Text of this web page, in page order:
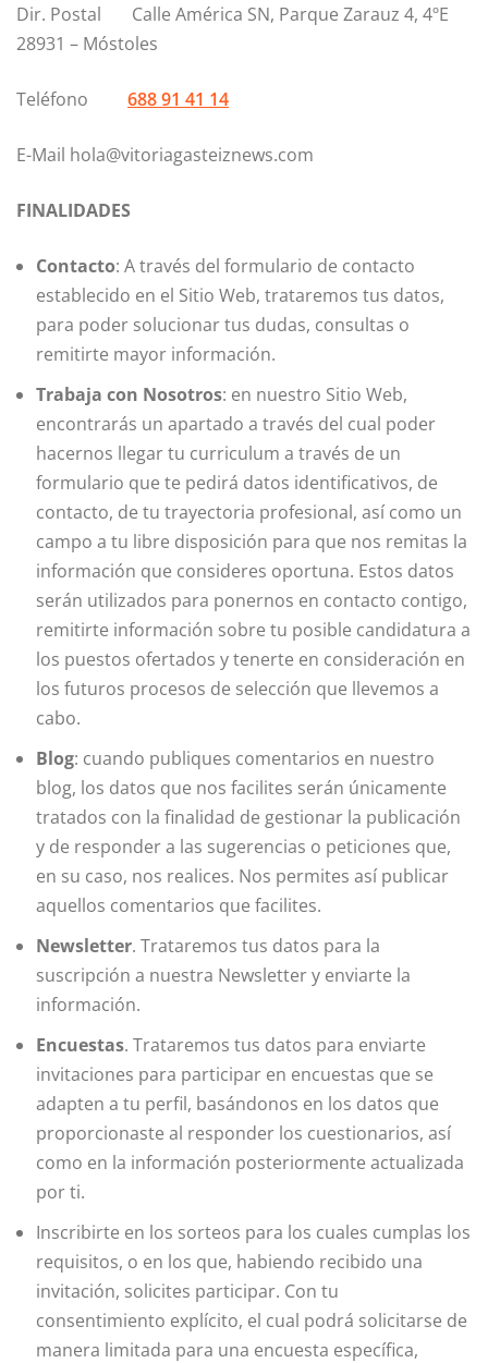
Dir. Postal Calle América SN, Parque Zarauz 4, 4ºE
28931 – Móstoles
Teléfono 688 91 41 14
E-Mail hola@vitoriagasteiznews.com
FINALIDADES
Contacto: A través del formulario de contacto
establecido en el Sitio Web, trataremos tus datos,
para poder solucionar tus dudas, consultas o
remitirte mayor información.
Trabaja con Nosotros: en nuestro Sitio Web,
encontrarás un apartado a través del cual poder
hacernos llegar tu curriculum a través de un
formulario que te pedirá datos identificativos, de
contacto, de tu trayectoria profesional, así como un
campo a tu libre disposición para que nos remitas la
información que consideres oportuna. Estos datos
serán utilizados para ponernos en contacto contigo,
remitirte información sobre tu posible candidatura a
los puestos ofertados y tenerte en consideración en
los futuros procesos de selección que llevemos a
cabo.
Blog: cuando publiques comentarios en nuestro
blog, los datos que nos facilites serán únicamente
tratados con la finalidad de gestionar la publicación
y de responder a las sugerencias o peticiones que,
en su caso, nos realices. Nos permites así publicar
aquellos comentarios que facilites.
Newsletter. Trataremos tus datos para la
suscripción a nuestra Newsletter y enviarte la
información.
Encuestas. Trataremos tus datos para enviarte
invitaciones para participar en encuestas que se
adapten a tu perfil, basándonos en los datos que
proporcionaste al responder los cuestionarios, así
como en la información posteriormente actualizada
por ti.
Inscribirte en los sorteos para los cuales cumplas los
requisitos, o en los que, habiendo recibido una
invitación, solicites participar. Con tu
consentimiento explícito, el cual podrá solicitarse de
manera limitada para una encuesta específica,